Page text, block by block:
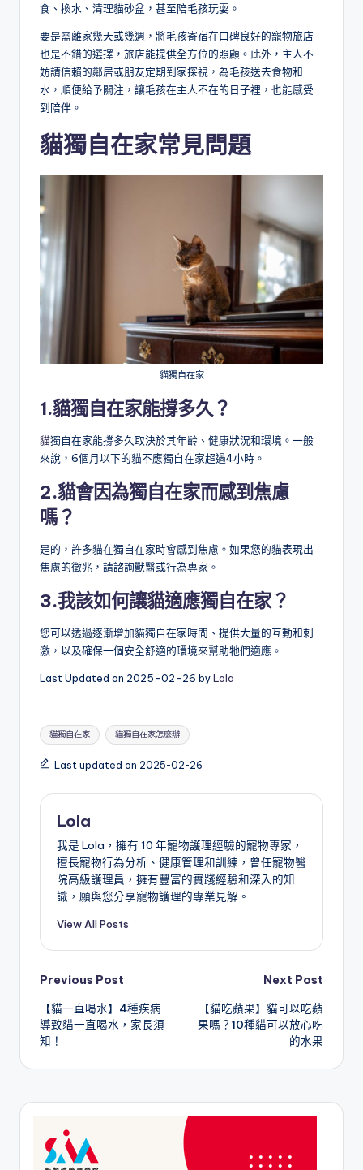
食、換水、清理貓砂盆，甚至陪毛孩玩耍。
要是需離家幾天或幾週，將毛孩寄宿在口碑良好的寵物旅店
也是不錯的選擇，旅店能提供全方位的照顧。此外，主人不
妨請信賴的鄰居或朋友定期到家探視，為毛孩送去食物和
水，順便給予關注，讓毛孩在主人不在的日子裡，也能感受
到陪伴。
貓獨自在家常見問題
貓獨自在家
1.貓獨自在家能撐多久？
貓獨自在家能撐多久取決於其年齡、健康狀況和環境。一般
來說，6個月以下的貓不應獨自在家超過4小時。
2.貓會因為獨自在家而感到焦慮
嗎？
是的，許多貓在獨自在家時會感到焦慮。如果您的貓表現出
焦慮的徵兆，請諮詢獸醫或行為專家。
3.我該如何讓貓適應獨自在家？
您可以透過逐漸增加貓獨自在家時間、提供大量的互動和刺
激，以及確保一個安全舒適的環境來幫助牠們適應。
Last Updated on 2025-02-26 byLola
Tags:
貓獨自在家 貓獨自在家怎麼辦
Last updated on 2025-02-26
Lola
我是 Lola，擁有 10 年寵物護理經驗的寵物專家，
擅長寵物行為分析、健康管理和訓練，曾任寵物醫
院高級護理員，擁有豐富的實踐經驗和深入的知
識，願與您分享寵物護理的專業見解。
View All Posts
Post
navigation
Previous Post
【貓一直喝水】4種疾病
導致貓一直喝水，家長須
知！
Next Post
【貓吃蘋果】貓可以吃蘋
果嗎？10種貓可以放心吃
的水果